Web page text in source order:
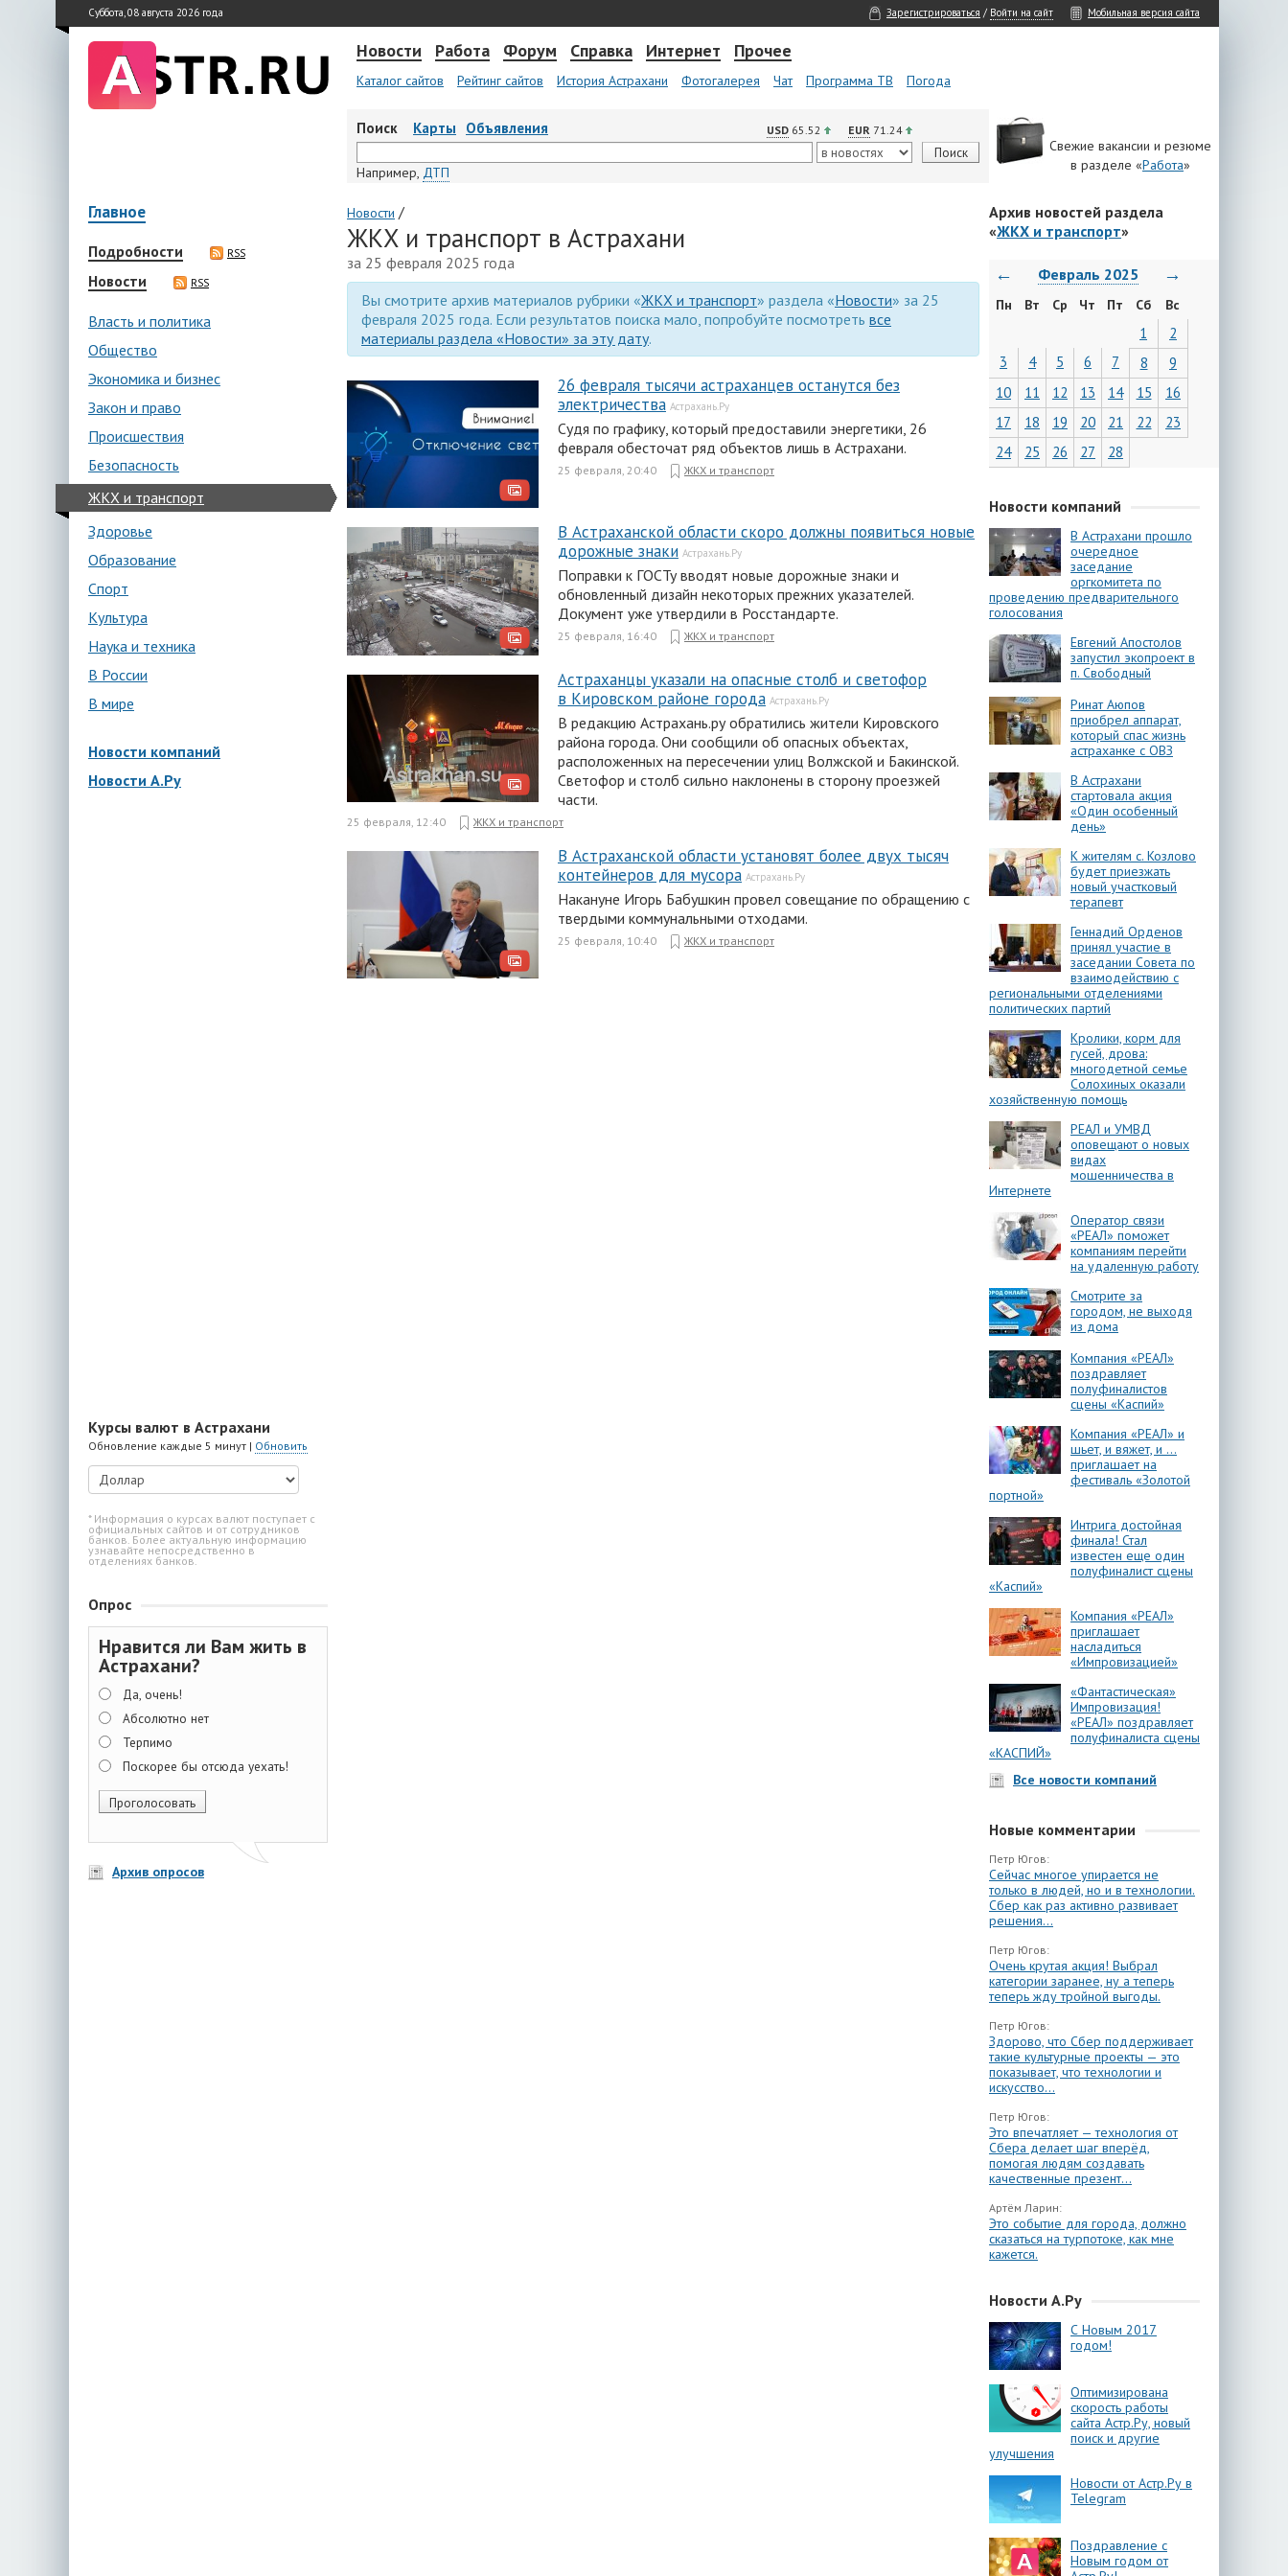
Суббота, 08 августа 2026 года Зарегистрироваться / Войти на сайт Мобильная версия сайта
Новости Работа Форум Справка Интернет Прочее
Каталог сайтов Рейтинг сайтов История Астрахани Фотогалерея Чат Программа ТВ Погода
Поиск Карты Объявления USD 65.52 EUR 71.24
Например, ДТП
Свежие вакансии и резюме
в разделе «Работа»
Главное
Подробности RSS
Новости RSS
Власть и политика
Общество
Экономика и бизнес
Закон и право
Происшествия
Безопасность
ЖКХ и транспорт
Здоровье
Образование
Спорт
Культура
Наука и техника
В России
В мире
Новости компаний
Новости А.Ру
Курсы валют в Астрахани
Обновление каждые 5 минут | Обновить
* Информация о курсах валют поступает с
официальных сайтов и от сотрудников
банков. Более актуальную информацию
узнавайте непосредственно в
отделениях банков.
Опрос
Нравится ли Вам жить в
Астрахани?
Да, очень!
Абсолютно нет
Терпимо
Поскорее бы отсюда уехать!
Архив опросов
Новости /
ЖКХ и транспорт в Астрахани
за 25 февраля 2025 года
Вы смотрите архив материалов рубрики «ЖКХ и транспорт» раздела «Новости» за 25
февраля 2025 года. Если результатов поиска мало, попробуйте посмотреть все
материалы раздела «Новости» за эту дату.
26 февраля тысячи астраханцев останутся без
электричества Астрахань.Ру
Судя по графику, который предоставили энергетики, 26
февраля обесточат ряд объектов лишь в Астрахани.
25 февраля, 20:40 ЖКХ и транспорт
В Астраханской области скоро должны появиться новые
дорожные знаки Астрахань.Ру
Поправки к ГОСТу вводят новые дорожные знаки и
обновленный дизайн некоторых прежних указателей.
Документ уже утвердили в Росстандарте.
25 февраля, 16:40 ЖКХ и транспорт
Астраханцы указали на опасные столб и светофор
в Кировском районе города Астрахань.Ру
В редакцию Астрахань.ру обратились жители Кировского
района города. Они сообщили об опасных объектах,
расположенных на пересечении улиц Волжской и Бакинской.
Светофор и столб сильно наклонены в сторону проезжей
части.
25 февраля, 12:40 ЖКХ и транспорт
В Астраханской области установят более двух тысяч
контейнеров для мусора Астрахань.Ру
Накануне Игорь Бабушкин провел совещание по обращению с
твердыми коммунальными отходами.
25 февраля, 10:40 ЖКХ и транспорт
Архив новостей раздела
«ЖКХ и транспорт»
← Февраль 2025 →
Пн Вт Ср Чт Пт Сб Вс
1
2
3
4 5 6 7 8
9
10
11 12 13 14 15
16
17
18 19 20 21 22
23
24
25 26 27 28
Новости компаний
В Астрахани прошло
очередное
заседание
оргкомитета по
проведению предварительного
голосования
Евгений Апостолов
запустил экопроект в
п. Свободный
Ринат Аюпов
приобрел аппарат,
который спас жизнь
астраханке с ОВЗ
В Астрахани
стартовала акция
«Один особенный
день»
К жителям с. Козлово
будет приезжать
новый участковый
терапевт
Геннадий Орденов
принял участие в
заседании Совета по
взаимодействию с
региональными отделениями
политических партий
Кролики, корм для
гусей, дрова:
многодетной семье
Солохиных оказали
хозяйственную помощь
РЕАЛ и УМВД
оповещают о новых
видах
мошенничества в
Интернете
Оператор связи
«РЕАЛ» поможет
компаниям перейти
на удаленную работу
Смотрите за
городом, не выходя
из дома
Компания «РЕАЛ»
поздравляет
полуфиналистов
сцены «Каспий»
Компания «РЕАЛ» и
шьет, и вяжет, и …
приглашает на
фестиваль «Золотой
портной»
Интрига достойная
финала! Стал
известен еще один
полуфиналист сцены
«Каспий»
Компания «РЕАЛ»
приглашает
насладиться
«Импровизацией»
«Фантастическая»
Импровизация!
«РЕАЛ» поздравляет
полуфиналиста сцены
«КАСПИЙ»
Все новости компаний
Новые комментарии
Петр Югов:
Сейчас многое упирается не
только в людей, но и в технологии.
Сбер как раз активно развивает
решения...
Петр Югов:
Очень крутая акция! Выбрал
категории заранее, ну а теперь
теперь жду тройной выгоды.
Петр Югов:
Здорово, что Сбер поддерживает
такие культурные проекты — это
показывает, что технологии и
искусство...
Петр Югов:
Это впечатляет — технология от
Сбера делает шаг вперёд,
помогая людям создавать
качественные презент...
Артём Ларин:
Это событие для города, должно
сказаться на турпотоке, как мне
кажется.
Новости А.Ру
С Новым 2017
годом!
Оптимизирована
скорость работы
сайта Астр.Ру, новый
поиск и другие
улучшения
Новости от Астр.Ру в
Telegram
Поздравление с
Новым годом от